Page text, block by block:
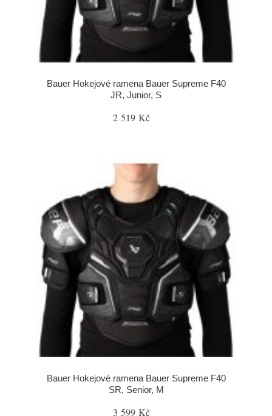
Bauer Hokejové ramena Bauer Supreme F40
JR, Junior, S
2 519 Kč
Bauer Hokejové ramena Bauer Supreme F40
SR, Senior, M
3 599 Kč